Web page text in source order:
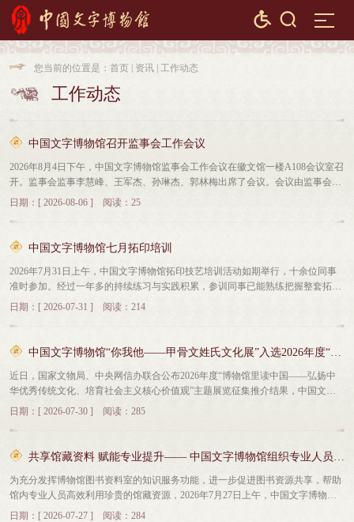
 
 工作动态
 您当前的位置是： 首页 资讯 工作动态
中国文字博物馆召开监事会工作会议
2026年8月4日下午，中国文字博物馆监事会工作会议在徽文馆一楼A108会议室召
开。监事会监事李慧峰、王军杰、孙琳杰、郭林梅出席了会议。会议由监事会主
席韩英杰主持。中国文字博物馆党委委员、副馆长魏文萃，财务科科长侯冰参加
分肯定，并就博物馆如何完善监督机制进行了讨论发言，提出了具有建设性的意
进行系统化梳理研判，充分吸收借鉴监督真知，转化为实操性工作方案，让监督
效能嵌入各项日常工作。下一步持续补齐监管短板、完善监督管理制度，以规范
化、精细化管理带动文博业务质量提升。也希望各位监事继续扛起监督保障职
日期：[ 2026-08-06 ] 阅读：25
中国文字博物馆七月拓印培训
2026年7月31日上午，中国文字博物馆拓印技艺培训活动如期举行，十余位同事
准时参加。经过一年多的持续练习与实践积累，参训同事已能熟练把握整套拓印
流程，手法日益稳健，作品质量较初期有了明显提升。每月一期的拓印培训，没
日期：[ 2026-07-31 ] 阅读：214
中国文字博物馆“你我他——甲骨文姓氏文化展”入选2026年度“博物馆里读中国”主题展览全国推介项目
近日，国家文物局、中央网信办联合公布2026年度“博物馆里读中国——弘扬中
华优秀传统文化、培育社会主义核心价值观”主题展览征集推介结果，中国文字
博物馆策划的“你我他——甲骨文姓氏文化展”成功入选。“你我他——甲骨文姓氏
姓氏用字的字形演变过程，了解姓氏用字背后的中华优秀传统文化，引领观众在
年传承。此前，该展览已在河南省2026年度“博物馆里读中国——弘扬中华优秀
传统文化、培育社会主义核心价值观”主题展览征集推介活动中获评“优秀主题展
览”。此次入选国家级推介项目，是对中国文字博物馆展览策划与实施能力的充
日期：[ 2026-07-30 ] 阅读：285
共享馆藏资料 赋能专业提升—— 中国文字博物馆组织专业人员参观馆藏图书资料室
为充分发挥博物馆图书资料室的知识服务功能，进一步促进图书资源共享，帮助
馆内专业人员高效利用珍贵的馆藏资源，2026年7月27日上午，中国文字博物馆
文物征集管理部组织馆内工作人员到徽文馆四楼资料室进行参观学习。活动中，
日期：[ 2026-07-27 ] 阅读：284